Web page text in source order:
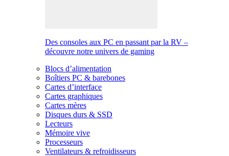
Des consoles aux PC en passant par la RV –
découvre notre univers de gaming
Blocs d’alimentation
Boîtiers PC & barebones
Cartes d’interface
Cartes graphiques
Cartes mères
Disques durs & SSD
Lecteurs
Mémoire vive
Processeurs
Ventilateurs & refroidisseurs